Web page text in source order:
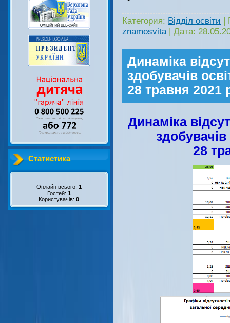
Статистика
Онлайн всього: 1
Гостей: 1
Користувачів:0
Категория: Відділ освіти |
znamosvita | Дата:
Динаміка
здобувачів
28 травня 2021
Динаміка
28